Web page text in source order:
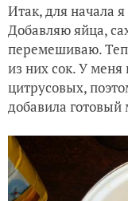
Итак, для начала
Добавляю яйца,
перемешиваю.
из них сок. У
цитрусовых,
добавила